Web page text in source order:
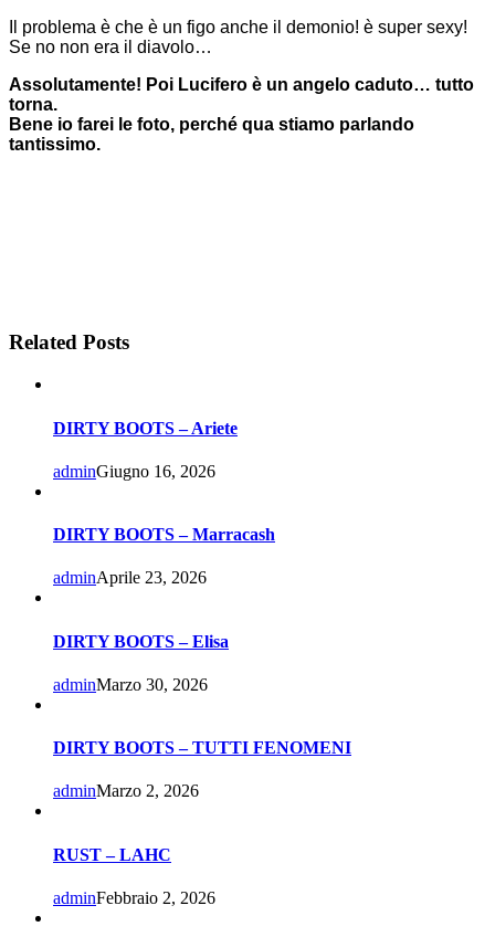
Il problema è che è un figo anche il demonio! è super sexy!
Se no non era il diavolo…
Assolutamente! Poi Lucifero è un angelo caduto… tutto
torna.
Bene io farei le foto, perché qua stiamo parlando
tantissimo.
Related Posts
DIRTY BOOTS – Ariete
adminGiugno 16, 2026
DIRTY BOOTS – Marracash
adminAprile 23, 2026
DIRTY BOOTS – Elisa
adminMarzo 30, 2026
DIRTY BOOTS – TUTTI FENOMENI
adminMarzo 2, 2026
RUST – LAHC
adminFebbraio 2, 2026